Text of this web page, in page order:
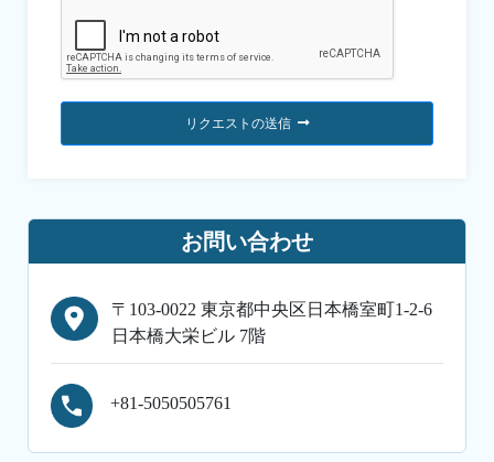
リクエストの送信
お問い合わせ
〒103-0022 東京都中央区日本橋室町1-2-6
日本橋大栄ビル 7階
+81-5050505761